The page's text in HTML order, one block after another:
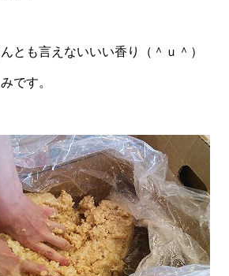
とも言えないいい香り（＾ｕ＾）
です。